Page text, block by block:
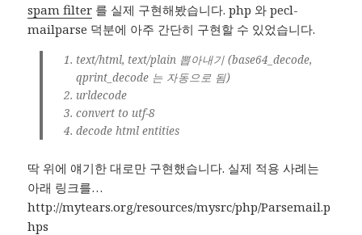
spam filter 를 실제 구현해봤습니다. php 와 pecl-
mailparse 덕분에 아주 간단히 구현할 수 있었습니다.
text/html, text/plain 뽑아내기 (base64_decode,
qprint_decode 는 자동으로 됨)
urldecode
convert to utf-8
decode html entities
딱 위에 얘기한 대로만 구현했습니다. 실제 적용 사례는
아래 링크를…
http://mytears.org/resources/mysrc/php/Parsemail.p
hps